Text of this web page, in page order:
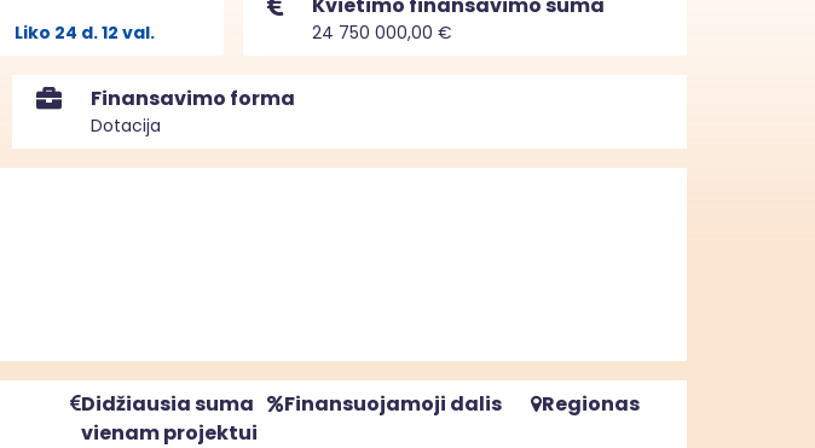
Liko 24 d. 12 val. 24 750 000,00 €
Finansavimo forma
Dotacija
Didžiausia suma
vienam projektui
Finansuojamoji dalis Regionas